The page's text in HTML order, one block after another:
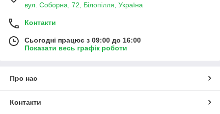
вул. Соборна, 72, Білопілля, Україна
Контакти
Сьогодні працює з 09:00 до 16:00
Показати весь графік роботи
Про нас
Контакти